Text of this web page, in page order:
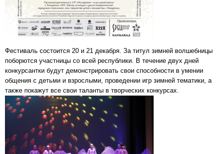
Фестиваль состоится 20 и 21 декабря. За титул зимней волшебницы
поборются участницы со всей республики. В течение двух дней
конкурсантки будут демонстрировать свои способности в умении
общения с детьми и взрослыми, проведении игр зимней тематики, а
также покажут все свои таланты в творческих конкурсах.